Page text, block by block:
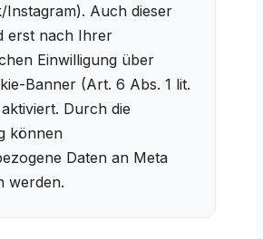
Instagram). Auch dieser
erst nach Ihrer
Einwilligung über
Banner (Art. 6 Abs. 1 lit.
Durch die
können
Daten an Meta
werden.